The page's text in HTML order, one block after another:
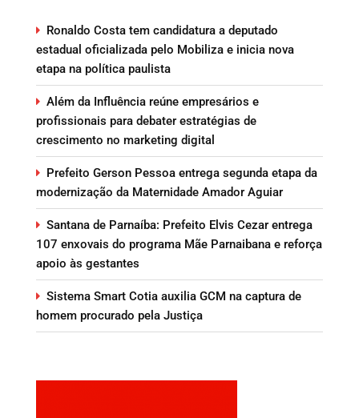
Ronaldo Costa tem candidatura a deputado
estadual oficializada pelo Mobiliza e inicia nova
etapa na política paulista
Além da Influência reúne empresários e
profissionais para debater estratégias de
crescimento no marketing digital
Prefeito Gerson Pessoa entrega segunda etapa da
modernização da Maternidade Amador Aguiar
Santana de Parnaíba: Prefeito Elvis Cezar entrega
107 enxovais do programa Mãe Parnaibana e reforça
apoio às gestantes
Sistema Smart Cotia auxilia GCM na captura de
homem procurado pela Justiça